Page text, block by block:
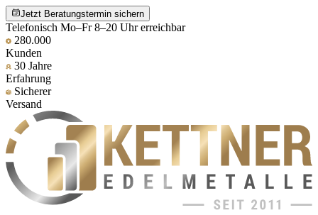
Jetzt Beratungstermin sichern
Telefonisch Mo–Fr 8–20 Uhr erreichbar
280.000
Kunden
30 Jahre
Erfahrung
Sicherer
Versand